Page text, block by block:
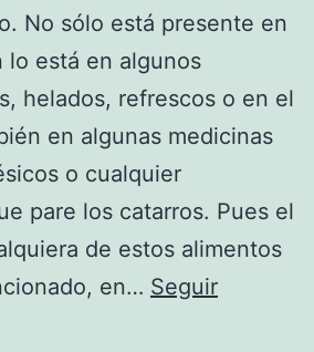
No sólo está presente en
lo está en algunos
helados, refrescos o en el
en algunas medicinas
o cualquier
pare los catarros. Pues el
de estos alimentos
en… Seguir